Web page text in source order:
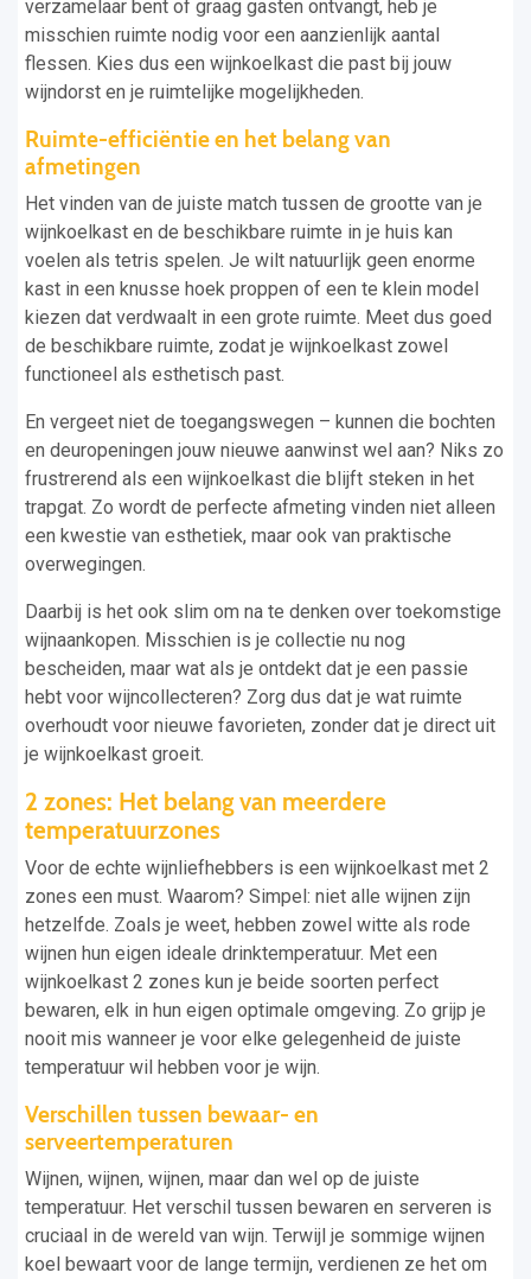
verzamelaar bent of graag gasten ontvangt, heb je
misschien ruimte nodig voor een aanzienlijk aantal
flessen. Kies dus een wijnkoelkast die past bij jouw
wijndorst en je ruimtelijke mogelijkheden.
Ruimte-efficiëntie en het belang van
afmetingen
Het vinden van de juiste match tussen de grootte van je
wijnkoelkast en de beschikbare ruimte in je huis kan
voelen als tetris spelen. Je wilt natuurlijk geen enorme
kast in een knusse hoek proppen of een te klein model
kiezen dat verdwaalt in een grote ruimte. Meet dus goed
de beschikbare ruimte, zodat je wijnkoelkast zowel
functioneel als esthetisch past.
En vergeet niet de toegangswegen – kunnen die bochten
en deuropeningen jouw nieuwe aanwinst wel aan? Niks zo
frustrerend als een wijnkoelkast die blijft steken in het
trapgat. Zo wordt de perfecte afmeting vinden niet alleen
een kwestie van esthetiek, maar ook van praktische
overwegingen.
Daarbij is het ook slim om na te denken over toekomstige
wijnaankopen. Misschien is je collectie nu nog
bescheiden, maar wat als je ontdekt dat je een passie
hebt voor wijncollecteren? Zorg dus dat je wat ruimte
overhoudt voor nieuwe favorieten, zonder dat je direct uit
je wijnkoelkast groeit.
2 zones: Het belang van meerdere
temperatuurzones
Voor de echte wijnliefhebbers is een wijnkoelkast met 2
zones een must. Waarom? Simpel: niet alle wijnen zijn
hetzelfde. Zoals je weet, hebben zowel witte als rode
wijnen hun eigen ideale drinktemperatuur. Met een
wijnkoelkast 2 zones kun je beide soorten perfect
bewaren, elk in hun eigen optimale omgeving. Zo grijp je
nooit mis wanneer je voor elke gelegenheid de juiste
temperatuur wil hebben voor je wijn.
Verschillen tussen bewaar- en
serveertemperaturen
Wijnen, wijnen, wijnen, maar dan wel op de juiste
temperatuur. Het verschil tussen bewaren en serveren is
cruciaal in de wereld van wijn. Terwijl je sommige wijnen
koel bewaart voor de lange termijn, verdienen ze het om